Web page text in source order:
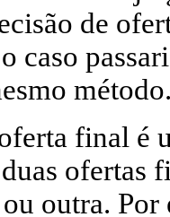
de
caso
final é
ofertas
outra.